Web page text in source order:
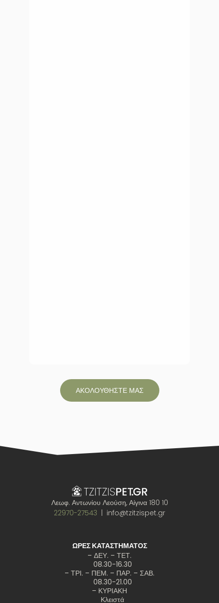
ΑΚΟΛΟΥΘΗΣΤΕ ΜΑΣ
Λεωφ. Αντωνίου Λεούση, Αίγινα 180 10
22970-27543 | info@tzitzispet.gr
ΩΡΕΣ ΚΑΤΑΣΤΗΜΑΤΟΣ
– ΔΕΥ. – ΤΕΤ.
08.30-16.30
– ΤΡΙ. – ΠΕΜ. – ΠΑΡ. – ΣΑΒ.
08.30-21.00
– ΚΥΡΙΑΚΗ
Κλειστά